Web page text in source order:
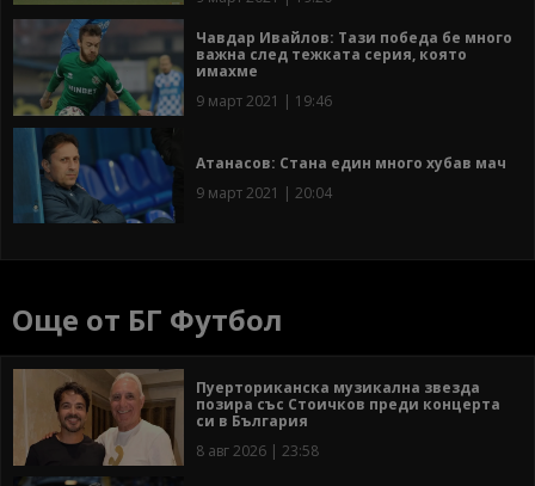
Чавдар Ивайлов: Тази победа бе много
важна след тежката серия, която
имахме
9 март 2021 | 19:46
Атанасов: Стана един много хубав мач
9 март 2021 | 20:04
Още от БГ Футбол
Пуерториканска музикална звезда
позира със Стоичков преди концерта
си в България
8 авг 2026 | 23:58